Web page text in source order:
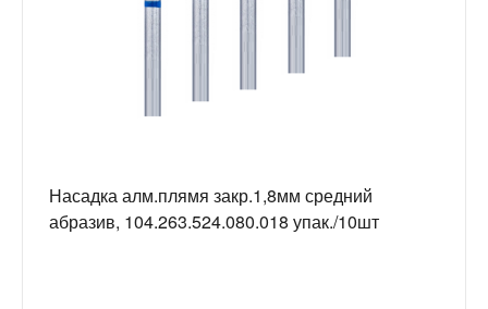
Насадка алм.плямя закр.1,8мм средний
абразив, 104.263.524.080.018 упак./10шт